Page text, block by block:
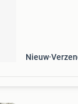
Nieuw